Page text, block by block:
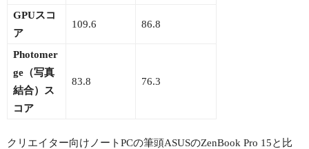
GPUスコ
ア
109.6 86.8
Photomer
ge（写真
結合）ス
コア
83.8 76.3
クリエイター向けノートPCの筆頭ASUSのZenBook Pro 15と比